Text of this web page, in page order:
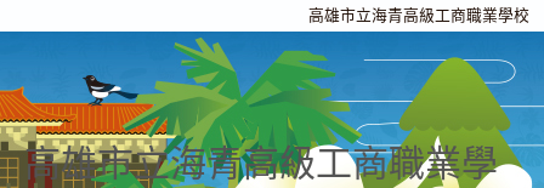
高雄市立海青高級工商職業學校
高雄市立海青高級工商職業學